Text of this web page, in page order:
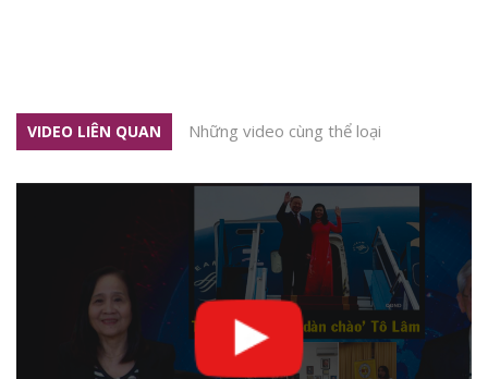
VIDEO LIÊN QUAN Những video cùng thể loại